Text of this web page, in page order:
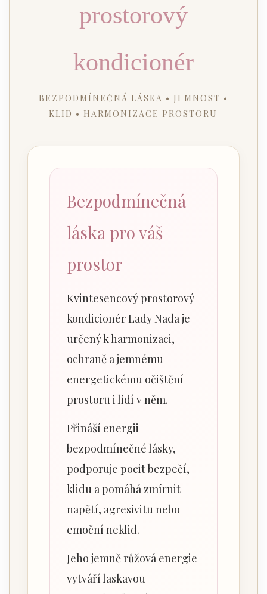
prostorový
kondicionér
BEZPODMÍNEČNÁ LÁSKA • JEMNOST •
KLID • HARMONIZACE PROSTORU
Bezpodmínečná
láska pro váš
prostor
Kvintesencový prostorový
kondicionér Lady Nada je
určený k harmonizaci,
ochraně a jemnému
energetickému očištění
prostoru i lidí v něm.
Přináší energii
bezpodmínečné lásky,
podporuje pocit bezpečí,
klidu a pomáhá zmírnit
napětí, agresivitu nebo
emoční neklid.
Jeho jemně růžová energie
vytváří laskavou